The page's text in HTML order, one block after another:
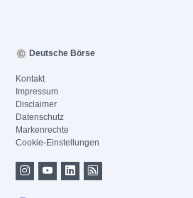
Deutsche Börse
Kontakt
Impressum
Disclaimer
Datenschutz
Markenrechte
Cookie-Einstellungen